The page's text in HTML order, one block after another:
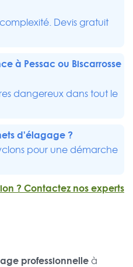
Devis gratuit
à Pessac ou Biscarrosse
dangereux dans tout le
d'élagage ?
pour une démarche
? Contactez nos experts
professionnelleà